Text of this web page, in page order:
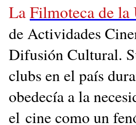
LaFilmoteca de
de Actividades
Difusión Cultural.
clubs en el país
obedecía a la
el cine como un